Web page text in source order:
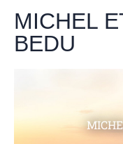
MICHEL
BEDU